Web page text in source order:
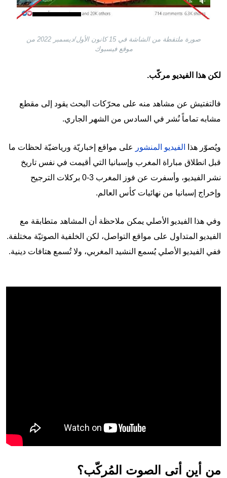
صورة ملتقطة من الشاشة في 15 كانون الأول/ديسمبر 2022 من
موقع فيسبوك
لكن هذا الفيديو مركّب.
فالتفتيش عن مشاهد منه على محرّكات البحث يقود إلى مقطع
مشابه تماماً نُشر في السادس من الشهر الجاري.
ويُصوّر هذا الفيديو المنشور
على مواقع إخباريّة ورياضيّة لحظات ما
قبل انطلاق مباراة المغرب وإسبانيا التي أقيمت في نفس تاريخ
نشر الفيديو، وأسفرت عن فوز المغرب 3-0 بركلات الترجيح
وإخراج إسبانيا من نهائيات كأس العالم.
وفي هذا الفيديو الأصلي يمكن ملاحظة أن المشاهد متطابقة مع
الفيديو المتداول على مواقع التواصل، لكن الخلفية الصوتيّة مختلفة.
ففي الفيديو الأصلي يُسمع النشيد المغربي، ولا تُسمع هتافات دينية.
من أين أتى الصوت المُركّب؟